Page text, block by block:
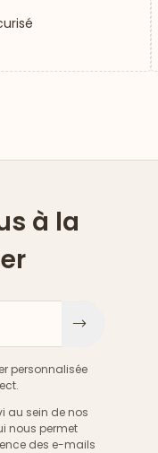
à la
personnalisée
au sein de nos
nous permet
des e-mails